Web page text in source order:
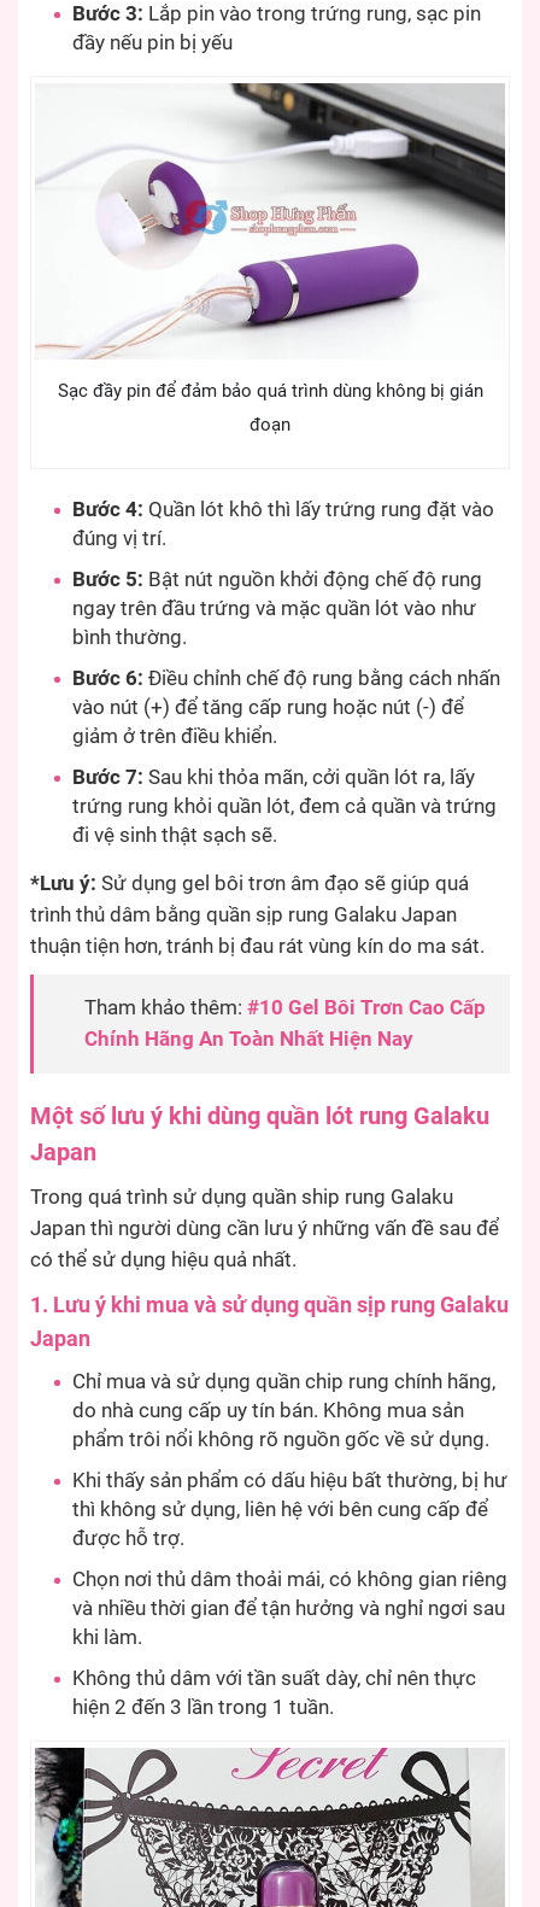
Bước 3: Lắp pin vào trong trứng rung, sạc pin
đầy nếu pin bị yếu
Sạc đầy pin để đảm bảo quá trình dùng không bị gián
đoạn
Bước 4: Quần lót khô thì lấy trứng rung đặt vào
đúng vị trí.
Bước 5: Bật nút nguồn khởi động chế độ rung
ngay trên đầu trứng và mặc quần lót vào như
bình thường.
Bước 6: Điều chỉnh chế độ rung bằng cách nhấn
vào nút (+) để tăng cấp rung hoặc nút (-) để
giảm ở trên điều khiển.
Bước 7: Sau khi thỏa mãn, cởi quần lót ra, lấy
trứng rung khỏi quần lót, đem cả quần và trứng
đi vệ sinh thật sạch sẽ.
*Lưu ý: Sử dụng gel bôi trơn âm đạo sẽ giúp quá
trình thủ dâm bằng quần sịp rung Galaku Japan
thuận tiện hơn, tránh bị đau rát vùng kín do ma sát.
Tham khảo thêm: #10 Gel Bôi Trơn Cao Cấp
Chính Hãng An Toàn Nhất Hiện Nay
Một số lưu ý khi dùng quần lót rung Galaku
Japan
Trong quá trình sử dụng quần ship rung Galaku
Japan thì người dùng cần lưu ý những vấn đề sau để
có thể sử dụng hiệu quả nhất.
1. Lưu ý khi mua và sử dụng quần sịp rung Galaku
Japan
Chỉ mua và sử dụng quần chip rung chính hãng,
do nhà cung cấp uy tín bán. Không mua sản
phẩm trôi nổi không rõ nguồn gốc về sử dụng.
Khi thấy sản phẩm có dấu hiệu bất thường, bị hư
thì không sử dụng, liên hệ với bên cung cấp để
được hỗ trợ.
Chọn nơi thủ dâm thoải mái, có không gian riêng
và nhiều thời gian để tận hưởng và nghỉ ngơi sau
khi làm.
Không thủ dâm với tần suất dày, chỉ nên thực
hiện 2 đến 3 lần trong 1 tuần.